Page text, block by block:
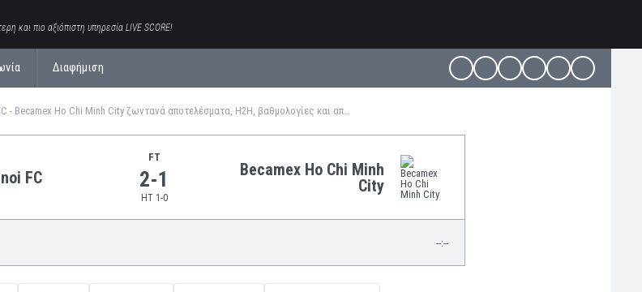
και πιο αξιόπιστη υπηρεσία LIVE SCORE!
Διαφήμιση
Cong An Hanoi FC - Becamex Ho Chi Minh City ζωντανά αποτελέσματα, H2H, βαθμολογίες και αποτελέσματα
FC
FT
2-1
HT 1-0
Becamex Ho Chi Minh
City
--:--